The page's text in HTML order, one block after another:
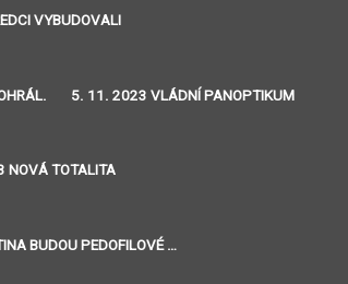
VYBUDOVALI
5. 11. 2023 VLÁDNÍ PANOPTIKUM
TOTALITA
BUDOU PEDOFILOVÉ …